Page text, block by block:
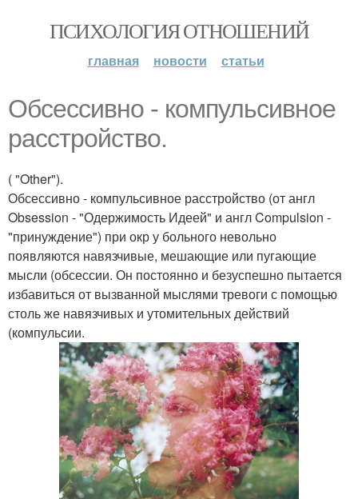
ПСИХОЛОГИЯ ОТНОШЕНИЙ
главная новости статьи
Обсессивно - компульсивное
расстройство.
( "Other").
Обсессивно - компульсивное расстройство (от англ
Obsession - "Одержимость Идеей" и англ Compulsion -
"принуждение") при окр у больного невольно
появляются навязчивые, мешающие или пугающие
мысли (обсессии. Он постоянно и безуспешно пытается
избавиться от вызванной мыслями тревоги с помощью
столь же навязчивых и утомительных действий
(компульсии.